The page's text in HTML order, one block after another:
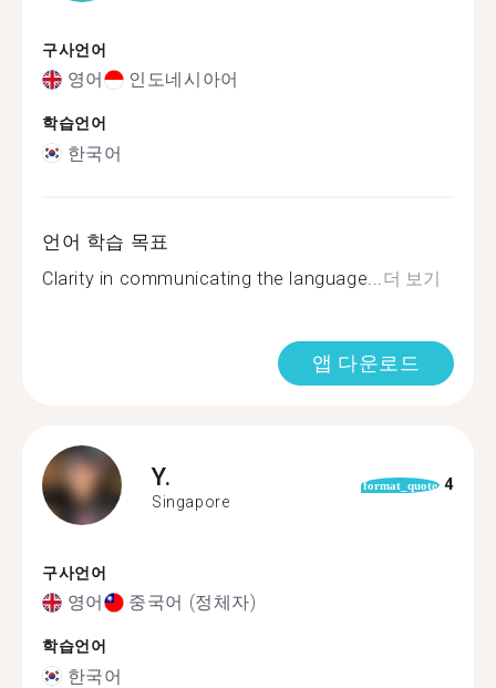
구사언어
영어 인도네시아어
학습언어
한국어
언어 학습 목표
Clarity in communicating the language... 더 보기
앱 다운로드
Y.
Singapore
format_quote 4
구사언어
영어 중국어 (정체자)
학습언어
한국어